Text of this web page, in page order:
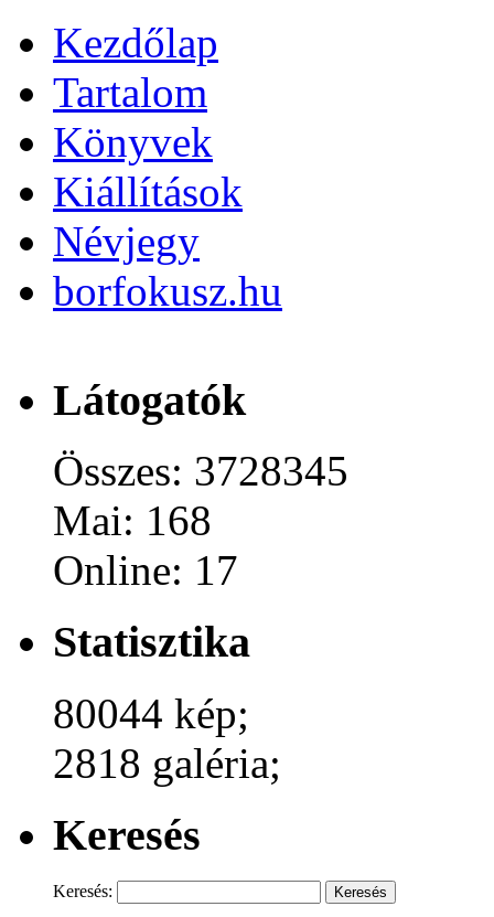
Kezdőlap
Tartalom
Könyvek
Kiállítások
Névjegy
borfokusz.hu
Látogatók
Összes: 3728345
Mai: 168
Online: 17
Statisztika
80044 kép;
2818 galéria;
Keresés
Keresés: